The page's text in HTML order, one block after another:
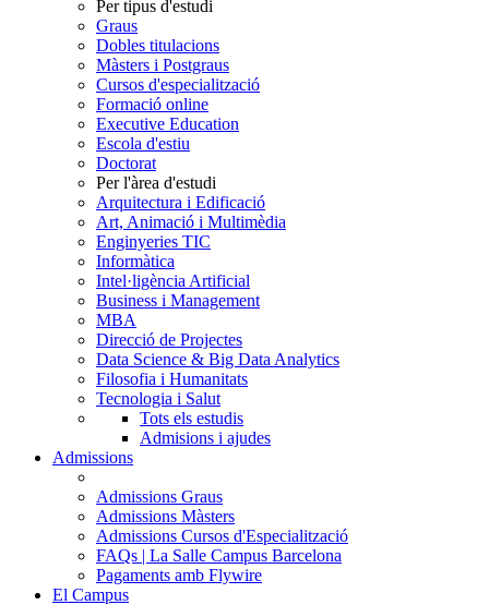
Per tipus d'estudi
Graus
Dobles titulacions
Màsters i Postgraus
Cursos d'especialització
Formació online
Executive Education
Escola d'estiu
Doctorat
Per l'àrea d'estudi
Arquitectura i Edificació
Art, Animació i Multimèdia
Enginyeries TIC
Informàtica
Intel·ligència Artificial
Business i Management
MBA
Direcció de Projectes
Data Science & Big Data Analytics
Filosofia i Humanitats
Tecnologia i Salut
Tots els estudis
Admisions i ajudes
Admissions
Admissions Graus
Admissions Màsters
Admissions Cursos d'Especialització
FAQs | La Salle Campus Barcelona
Pagaments amb Flywire
El Campus